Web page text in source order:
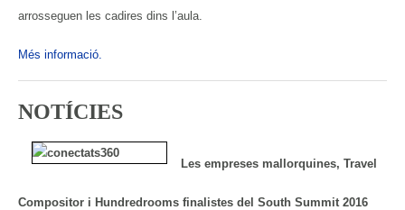
arrosseguen les cadires dins l’aula.
Més informació.
NOTÍCIES
Les empreses mallorquines, Travel
Compositor i Hundredrooms finalistes del South Summit 2016